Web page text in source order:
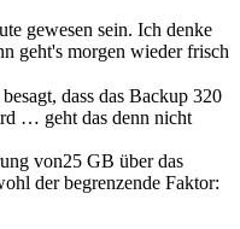
gewesen sein. Ich denke
geht's morgen wieder frisch
dass das Backup 320
… geht das denn nicht
von25 GB über das
der begrenzende Faktor: